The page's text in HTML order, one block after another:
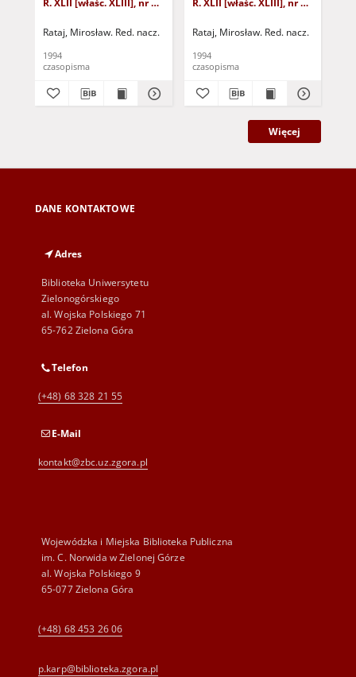
R. XLII [właśc. XLIII], nr 4
Rataj, Mirosław. Red. nacz.
1994
czasopisma
R. XLII [właśc. XLIII], nr 16
Rataj, Mirosław. Red. nacz.
1994
czasopisma
Więcej
DANE KONTAKTOWE
Adres
Biblioteka Uniwersytetu
Zielonogórskiego
al. Wojska Polskiego 71
65-762 Zielona Góra
Telefon
(+48) 68 328 21 55
E-Mail
kontakt@zbc.uz.zgora.pl
Wojewódzka i Miejska Biblioteka Publiczna
im. C. Norwida w Zielonej Górze
al. Wojska Polskiego 9
65-077 Zielona Góra
(+48) 68 453 26 06
p.karp@biblioteka.zgora.pl